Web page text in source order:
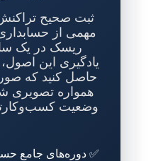
ثبت صحیح
مهمی از
ریسک در یک
یادگیری این
حاصل کنید که
همواره تصویری
وضعیت
✅ دوره‌های جامع